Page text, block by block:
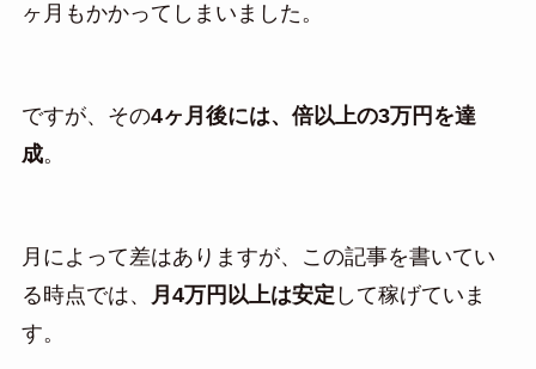
ヶ月もかかってしまいました。
ですが、その4ヶ月後には、倍以上の3万円を達
成。
月によって差はありますが、この記事を書いてい
る時点では、
月4万円以上は安定 して稼げていま
す。